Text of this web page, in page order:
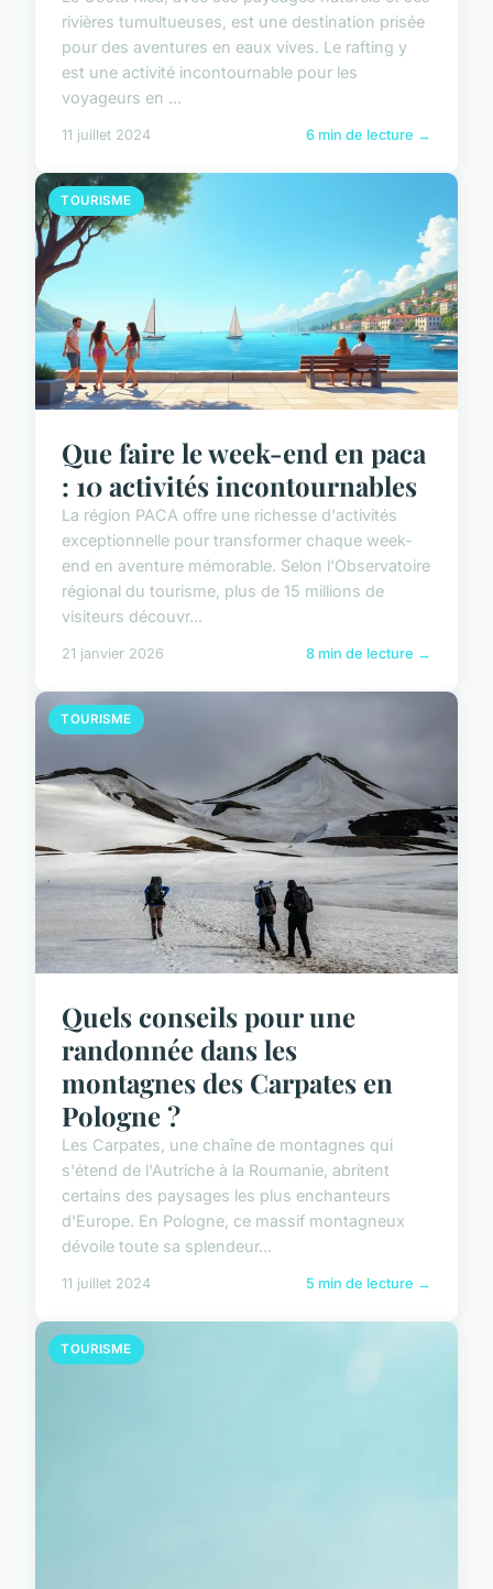
rivières tumultueuses, est une destination prisée
pour des aventures en eaux vives. Le rafting y
est une activité incontournable pour les
voyageurs en ...
11 juillet 2024 6 min de lecture →
TOURISME
Que faire le week-end en paca
: 10 activités incontournables
La région PACA offre une richesse d'activités
exceptionnelle pour transformer chaque week-
end en aventure mémorable. Selon l'Observatoire
régional du tourisme, plus de 15 millions de
visiteurs découvr...
21 janvier 2026 8 min de lecture →
TOURISME
Quels conseils pour une
randonnée dans les
montagnes des Carpates en
Pologne ?
Les Carpates, une chaîne de montagnes qui
s'étend de l'Autriche à la Roumanie, abritent
certains des paysages les plus enchanteurs
d'Europe. En Pologne, ce massif montagneux
dévoile toute sa splendeur...
11 juillet 2024 5 min de lecture →
TOURISME